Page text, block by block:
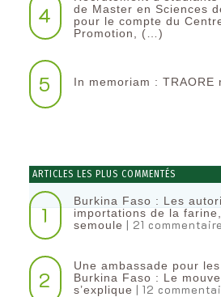
4
de Master en Sciences
pour le compte du
Promotion, (…)
5 In memoriam : TRAORE
ARTICLES LES PLUS COMMENTÉS
1
Burkina Faso : Les
importations de la
semoule | 21
2
Une ambassade pour
Burkina Faso : Le
s’explique | 12